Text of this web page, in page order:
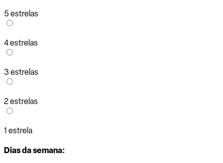
5 estrelas
4 estrelas
3 estrelas
2 estrelas
1 estrela
Dias da semana: